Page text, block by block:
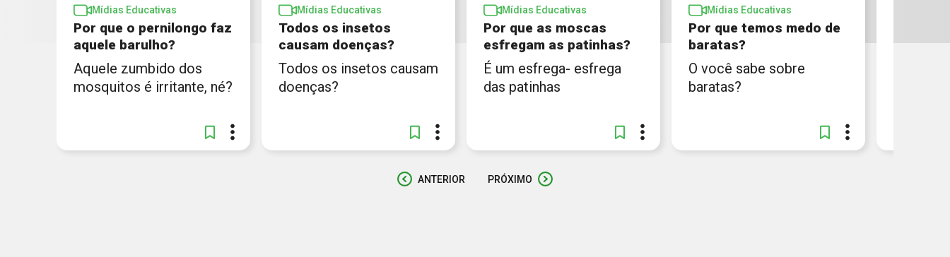
Mídias Educativas
Por que o pernilongo faz
aquele barulho?
Aquele zumbido dos
mosquitos é irritante, né?
Mídias Educativas
Todos os insetos
causam doenças?
Todos os insetos causam
doenças?
Mídias Educativas
Por que as moscas
esfregam as patinhas?
É um esfrega- esfrega
das patinhas
Mídias Educativas
Por que temos medo de
baratas?
O você sabe sobre
baratas?
ANTERIOR PRÓXIMO